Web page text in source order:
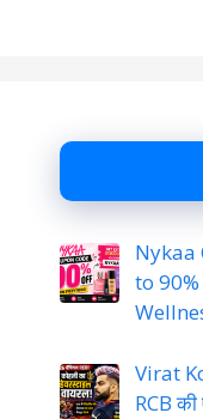
Nykaa
to
Virat
RCB